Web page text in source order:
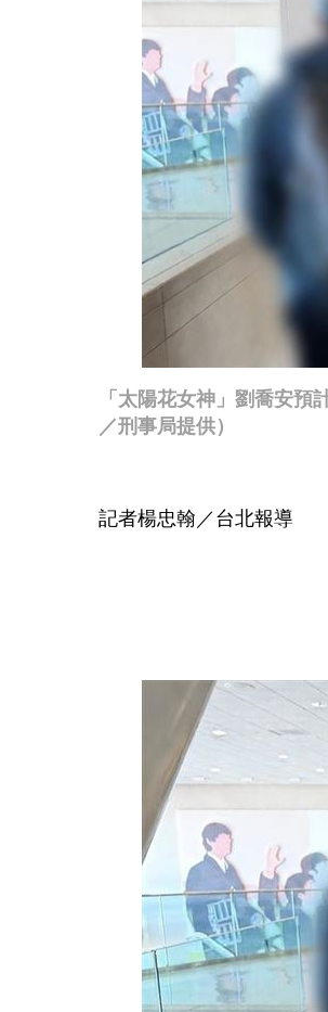
「太陽花女神」劉喬安
／刑事局提供）
記者楊忠翰／台北報導